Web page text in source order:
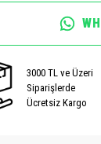
3000 TL ve Üzeri
Siparişlerde
Ücretsiz Kargo